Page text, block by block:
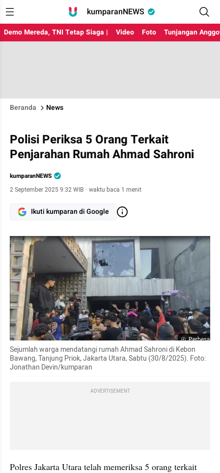
kumparanNEWS
Demo Mereda, TNI Tetap Siaga | Video Foto Tunjangan
Beranda News
Polisi Periksa 5 Orang Terkait
Penjarahan Rumah Ahmad Sahroni
kumparanNEWS
2 September 2025 9:32 WIB · waktu baca 1 menit
Ikuti kumparan di Google
Perbesar
Sejumlah warga mendatangi rumah Ahmad Sahroni di Kebon
Bawang, Tanjung Priok, Jakarta Utara, Sabtu (30/8/2025). Foto:
Jonathan Devin/kumparan
ADVERTISEMENT
Polres Jakarta Utara telah memeriksa 5 orang terkait